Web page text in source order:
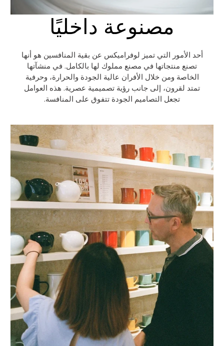
مصنوعة داخليًا
أحد الأمور التي تميز لوفراميكس عن بقية المنافسين هو أنها
تصنع منتجاتها في مصنع مملوك لها بالكامل. في منشآتها
الخاصة ومن خلال الأفران عالية الجودة والحرارة، وحرفية
تمتد لقرون، إلى جانب رؤية تصميمية عصرية. هذه العوامل
تجعل التصاميم الجودة تتفوق على المنافسة.